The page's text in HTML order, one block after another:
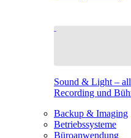
Sound & Light –
Recording und
Backup & Imaging
Betriebssysteme
Büroanwendung